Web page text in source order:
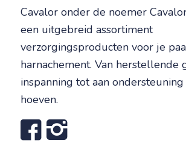
Cavalor onder de noemer
een uitgebreid assortiment
verzorgingsproducten voor je
harnachement. Van herstellende
inspanning tot aan ondersteuning
hoeven.